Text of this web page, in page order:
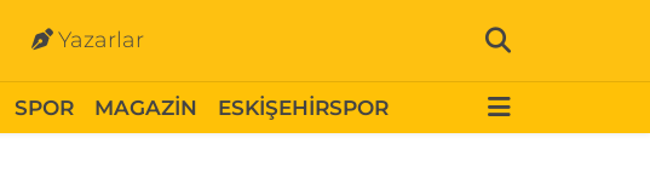
Yazarlar
SPOR MAGAZİN ESKİŞEHİRSPOR